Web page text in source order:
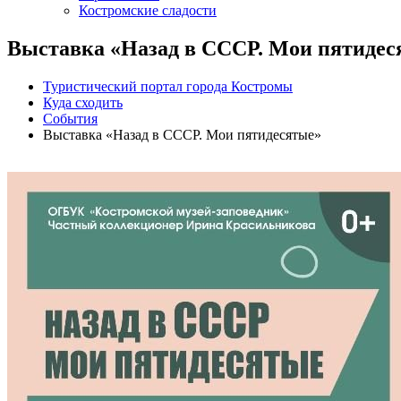
Костромские сладости
Выставка «Назад в СССР. Мои
Туристический портал города Костромы
Куда сходить
События
Выставка «Назад в СССР. Мои пятидесятые»